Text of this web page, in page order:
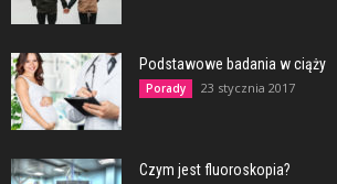
Podstawowe badania w ciąży
Porady 23 stycznia 2017
Czym jest fluoroskopia?